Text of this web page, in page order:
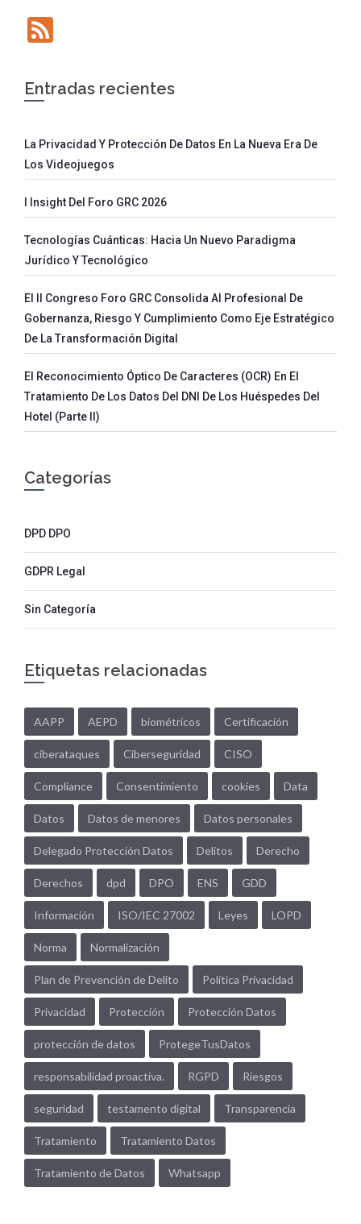
Entradas recientes
La Privacidad Y Protección De Datos En La Nueva Era De
Los Videojuegos
I Insight Del Foro GRC 2026
Tecnologías Cuánticas: Hacia Un Nuevo Paradigma
Jurídico Y Tecnológico
El II Congreso Foro GRC Consolida Al Profesional De
Gobernanza, Riesgo Y Cumplimiento Como Eje Estratégico
De La Transformación Digital
El Reconocimiento Óptico De Caracteres (OCR) En El
Tratamiento De Los Datos Del DNI De Los Huéspedes Del
Hotel (parte II)
Categorías
DPD DPO
GDPR Legal
Sin Categoría
Etiquetas relacionadas
AAPP AEPD biométricos Certificación
ciberataques Ciberseguridad CISO
Compliance Consentimiento cookies Data
Datos Datos de menores Datos personales
Delegado Protección Datos Delitos Derecho
Derechos dpd DPO ENS GDD
Información ISO/IEC 27002 Leyes LOPD
Norma Normalización
Plan de Prevención de Delito Política Privacidad
Privacidad Protección Protección Datos
protección de datos ProtegeTusDatos
responsabilidad proactiva. RGPD Riesgos
seguridad testamento digital Transparencia
Tratamiento Tratamiento Datos
Tratamiento de Datos Whatsapp